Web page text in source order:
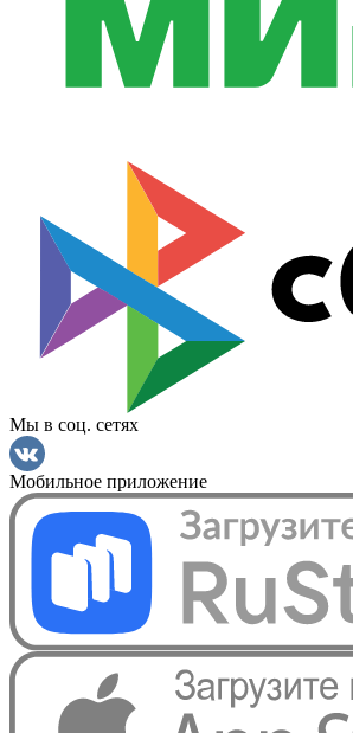
Мы в соц. сетях
Мобильное приложение